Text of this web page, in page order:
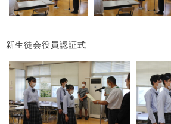
新生徒会役員認証式